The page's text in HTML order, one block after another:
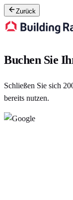
Zurück
Buchen Sie
Schließen Sie sich
bereits nutzen.